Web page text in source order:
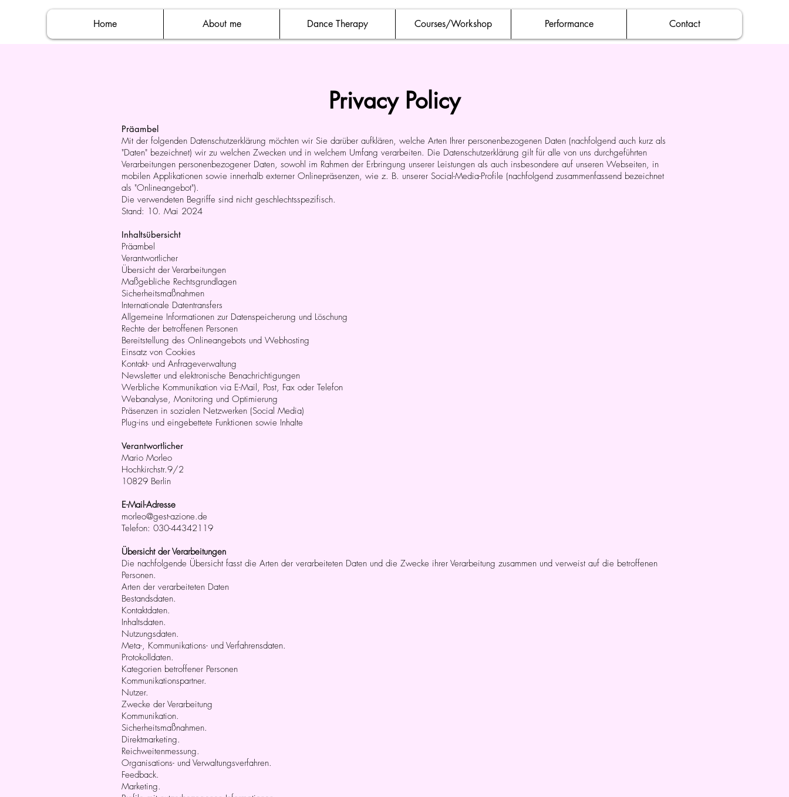
Home About me Dance Therapy Courses/Workshop Performance Contact
Privacy Policy
Präambel
Mit der folgenden Datenschutzerklärung möchten wir Sie darüber aufklären, welche Arten Ihrer personenbezogenen Daten (nachfolgend auch kurz als
"Daten" bezeichnet) wir zu welchen Zwecken und in welchem Umfang verarbeiten. Die Datenschutzerklärung gilt für alle von uns durchgeführten
Verarbeitungen personenbezogener Daten, sowohl im Rahmen der Erbringung unserer Leistungen als auch insbesondere auf unseren Webseiten, in
mobilen Applikationen sowie innerhalb externer Onlinepräsenzen, wie z. B. unserer Social-Media-Profile (nachfolgend zusammenfassend bezeichnet
als "Onlineangebot").
Die verwendeten Begriffe sind nicht geschlechtsspezifisch.
Stand: 10. Mai 2024
Inhaltsübersicht
Präambel
Verantwortlicher
Übersicht der Verarbeitungen
Maßgebliche Rechtsgrundlagen
Sicherheitsmaßnahmen
Internationale Datentransfers
Allgemeine Informationen zur Datenspeicherung und Löschung
Rechte der betroffenen Personen
Bereitstellung des Onlineangebots und Webhosting
Einsatz von Cookies
Kontakt- und Anfrageverwaltung
Newsletter und elektronische Benachrichtigungen
Werbliche Kommunikation via E-Mail, Post, Fax oder Telefon
Webanalyse, Monitoring und Optimierung
Präsenzen in sozialen Netzwerken (Social Media)
Plug-ins und eingebettete Funktionen sowie Inhalte
Verantwortlicher
Mario Morleo
Hochkirchstr.9/2
10829 Berlin
E-Mail-Adresse
morleo@gest-azione.de
Telefon: 030-44342119
Übersicht der Verarbeitungen
Die nachfolgende Übersicht fasst die Arten der verarbeiteten Daten und die Zwecke ihrer Verarbeitung zusammen und verweist auf die betroffenen
Personen.
Arten der verarbeiteten Daten
Bestandsdaten.
Kontaktdaten.
Inhaltsdaten.
Nutzungsdaten.
Meta-, Kommunikations- und Verfahrensdaten.
Protokolldaten.
Kategorien betroffener Personen
Kommunikationspartner.
Nutzer.
Zwecke der Verarbeitung
Kommunikation.
Sicherheitsmaßnahmen.
Direktmarketing.
Reichweitenmessung.
Organisations- und Verwaltungsverfahren.
Feedback.
Marketing.